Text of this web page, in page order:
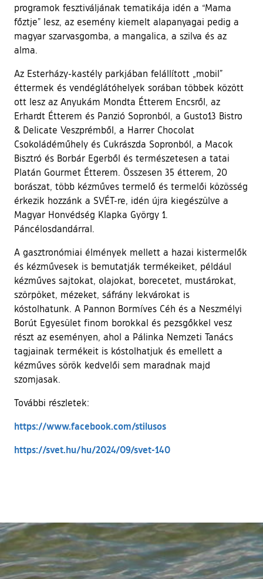
programok fesztiváljának tematikája idén a “Mama
főztje” lesz, az esemény kiemelt alapanyagai pedig a
magyar szarvasgomba, a mangalica, a szilva és az
alma.
Az Esterházy-kastély parkjában felállított „mobil”
éttermek és vendéglátóhelyek sorában többek között
ott lesz az Anyukám Mondta Étterem Encsről, az
Erhardt Étterem és Panzió Sopronból, a Gusto13 Bistro
& Delicate Veszprémből, a Harrer Chocolat
Csokoládéműhely és Cukrászda Sopronból, a Macok
Bisztró és Borbár Egerből és természetesen a tatai
Platán Gourmet Étterem. Összesen 35 étterem, 20
borászat, több kézműves termelő és termelői közösség
érkezik hozzánk a SVÉT-re, idén újra kiegészülve a
Magyar Honvédség Klapka György 1.
Páncélosdandárral.
A gasztronómiai élmények mellett a hazai kistermelők
és kézművesek is bemutatják termékeiket, például
kézműves sajtokat, olajokat, borecetet, mustárokat,
szörpöket, mézeket, sáfrány lekvárokat is
kóstolhatunk. A Pannon Bormíves Céh és a Neszmélyi
Borút Egyesület finom borokkal és pezsgőkkel vesz
részt az eseményen, ahol a Pálinka Nemzeti Tanács
tagjainak termékeit is kóstolhatjuk és emellett a
kézműves sörök kedvelői sem maradnak majd
szomjasak.
További részletek:
https://www.facebook.com/stilusos(külső hivatkozás)
https://svet.hu/hu/2024/09/svet-140(külső hivatkozás)